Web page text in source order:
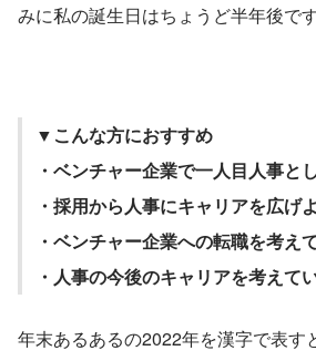
みに私の誕生日はちょうど半年後です
▼こんな方におすすめ
・ベンチャー企業で一人目人事と
・採用から人事にキャリアを広げ
・ベンチャー企業への転職を考え
・人事の今後のキャリアを考えて
年末あるあるの2022年を漢字で表す